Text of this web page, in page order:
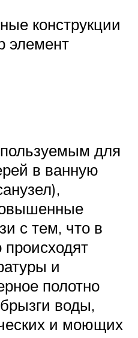
конструкции
элемент
для
в ванную
с тем, что в
и
полотно
воды,
и моющих